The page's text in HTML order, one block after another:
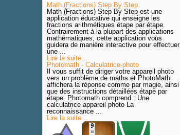
Math (Fractions) Step By Step
Math (Fractions) Step By Step est une
application éducative qui enseigne les
fractions arithmétiques étape par étape.
Contrairement à la plupart des applications
mathématiques, cette application vous
guidera de manière interactive pour effectuer
une ...
Lire la suite...
Photomath - Calculatrice-photo
Il vous suffit de diriger votre appareil photo
vers un problème de maths et PhotoMath
affichera la réponse comme par magie, ainsi
que des instructions détaillées étape par
étape. Photomath comprend : Une
calculatrice appareil photo La
reconnaissance ...
Lire la suite...